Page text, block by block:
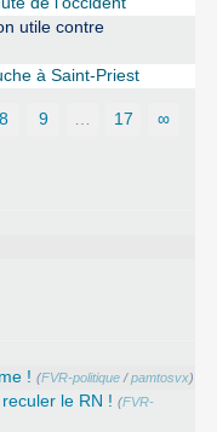
utile contre
à Saint-Priest
8 9 … 17 ∞
! (FVR-politique /pamtosvx)
le RN ! (FVR-